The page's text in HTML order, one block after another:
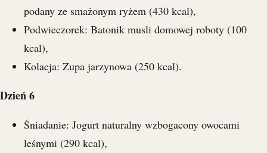
podany ze smażonym ryżem (430 kcal),
Podwieczorek: Batonik musli domowej roboty (100
kcal),
Kolacja: Zupa jarzynowa (250 kcal).
Dzień 6
Śniadanie: Jogurt naturalny wzbogacony owocami
leśnymi (290 kcal),